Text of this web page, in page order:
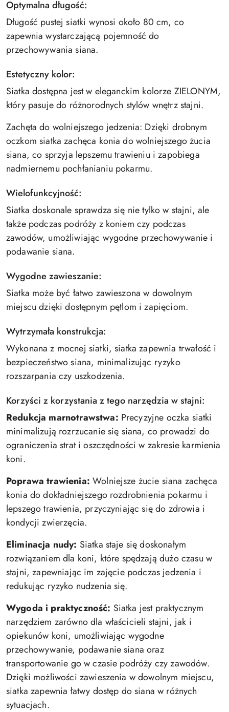
Optymalna długość:
Długość pustej siatki wynosi około 80 cm, co
zapewnia wystarczającą pojemność do
przechowywania siana.
Estetyczny kolor:
Siatka dostępna jest w eleganckim kolorze ZIELONYM,
który pasuje do różnorodnych stylów wnętrz stajni.
Zachęta do wolniejszego jedzenia: Dzięki drobnym
oczkom siatka zachęca konia do wolniejszego żucia
siana, co sprzyja lepszemu trawieniu i zapobiega
nadmiernemu pochłanianiu pokarmu.
Wielofunkcyjność:
Siatka doskonale sprawdza się nie tylko w stajni, ale
także podczas podróży z koniem czy podczas
zawodów, umożliwiając wygodne przechowywanie i
podawanie siana.
Wygodne zawieszanie:
Siatka może być łatwo zawieszona w dowolnym
miejscu dzięki dostępnym pętlom i zapięciom.
Wytrzymała konstrukcja:
Wykonana z mocnej siatki, siatka zapewnia trwałość i
bezpieczeństwo siana, minimalizując ryzyko
rozszarpania czy uszkodzenia.
Korzyści z korzystania z tego narzędzia w stajni:
Redukcja marnotrawstwa: Precyzyjne oczka siatki
minimalizują rozrzucanie się siana, co prowadzi do
ograniczenia strat i oszczędności w zakresie karmienia
koni.
Poprawa trawienia: Wolniejsze żucie siana zachęca
konia do dokładniejszego rozdrobnienia pokarmu i
lepszego trawienia, przyczyniając się do zdrowia i
kondycji zwierzęcia.
Eliminacja nudy: Siatka staje się doskonałym
rozwiązaniem dla koni, które spędzają dużo czasu w
stajni, zapewniając im zajęcie podczas jedzenia i
redukując ryzyko nudzenia się.
Wygoda i praktyczność: Siatka jest praktycznym
narzędziem zarówno dla właścicieli stajni, jak i
opiekunów koni, umożliwiając wygodne
przechowywanie, podawanie siana oraz
transportowanie go w czasie podróży czy zawodów.
Dzięki możliwości zawieszenia w dowolnym miejscu,
siatka zapewnia łatwy dostęp do siana w różnych
sytuacjach.